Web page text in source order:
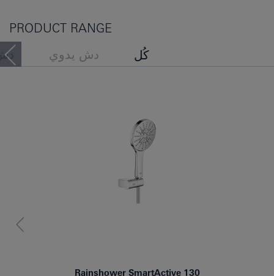
PRODUCT RANGE
كُل دش يدوي
Rainshower SmartActive 130